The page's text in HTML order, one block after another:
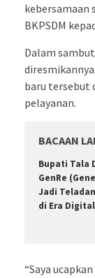
kebersamaan
BKPSDM
Dalam
baru tersebut
pelayanan.
BACAAN
Bupati Tala
GenRe
Jadi
di Era Digital
“Saya